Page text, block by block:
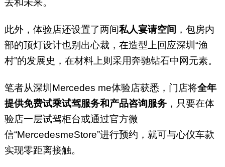
去和未来。
此外，体验店还设置了两间私人宴请空间 ，包房内
部的顶灯设计也别出心裁，在造型上回应深圳“渔
村”的发展史，在材料上则采用奔驰钻石中网元素。
笔者从深圳Mercedes me体验店获悉，门店将全年
提供免费试乘试驾服务和产品咨询服务，只要在体
验店一层试驾柜台或通过官方微
信“MercedesmeStore”进行预约，就可与心仪车款
实现零距离接触。